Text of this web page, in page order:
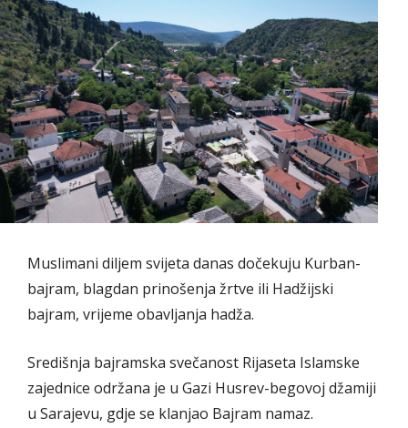
Muslimani diljem svijeta danas dočekuju Kurban-
bajram, blagdan prinošenja žrtve ili Hadžijski
bajram, vrijeme obavljanja hadža.
Središnja bajramska svečanost Rijaseta Islamske
zajednice održana je u Gazi Husrev-begovoj džamiji
u Sarajevu, gdje se klanjao Bajram namaz.